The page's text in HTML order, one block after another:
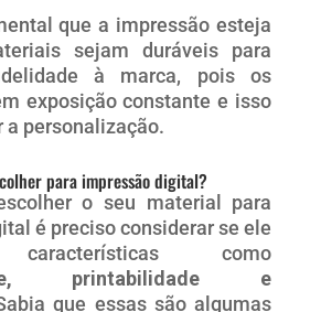
que a impressão esteja
sejam duráveis para
à marca, pois os
exposição constante e isso
a personalização.
para impressão digital?
o seu material para
é preciso considerar se ele
características como
printabilidade e
que essas são algumas